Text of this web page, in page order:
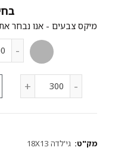
מק"ט: גי'לדה 18X13